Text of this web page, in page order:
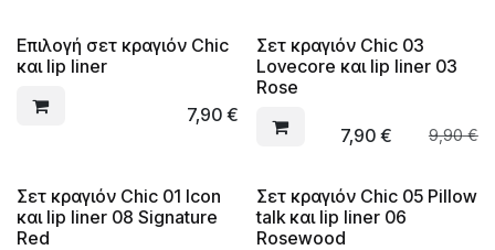
Επιλογή σετ κραγιόν Chic
και lip liner
7,90€
Σετ κραγιόν Chic 03
Lovecore και lip liner 03
Rose
7,90 € 9,90€
Σετ κραγιόν Chic 01 Icon
και lip liner 08 Signature
Red
Σετ κραγιόν Chic 05 Pillow
talk και lip liner 06
Rosewood